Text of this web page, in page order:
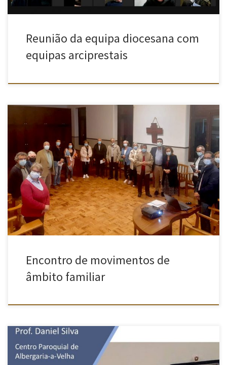
Reunião da equipa diocesana com
equipas arciprestais
Decorreu na passada sexta-feira, dia 22, um encontro de
movimentos de âmbito familiar, dinamizado pela Equipa
Diocesana da Pastoral Familiar – Aveiro no seminário de Santa
Joana. Presentes estiveram: – Centros de Preparação para o
Matrimónio (CPM); – Movimento Apostólico de Schoenstatt –
Famílias Santuário Diocesano Aveiro; – Movimento Esperança […]
Encontro de movimentos de
âmbito familiar